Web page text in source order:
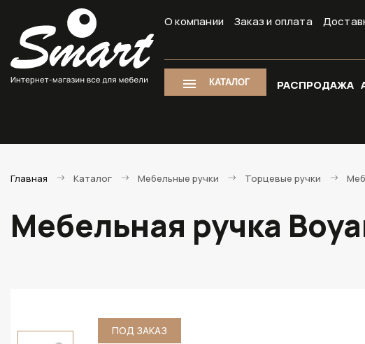
О компании Заказ и оплата
КАТАЛОГ РАСПРОДАЖА
Главная Каталог Мебельные ручки Торцевые ручки
Мебельная ручка
ПОД ЗАКАЗ